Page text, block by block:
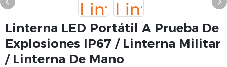
Linterna LED Portátil A Prueba De
Explosiones IP67 / Linterna Militar
/ Linterna De Mano